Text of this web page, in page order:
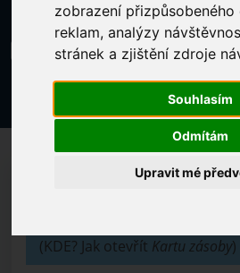
zobrazení přizpůsobeného
reklam, analýzy
stránek a zjištění zdroje
Souhlasím
Odmítám
Upravit mé
JAK UPRAVIT
ZÁSOBY
Změněno dne Út, 18 Říjen, 2022
(KDE? Jak otevřít Kartu zásoby)